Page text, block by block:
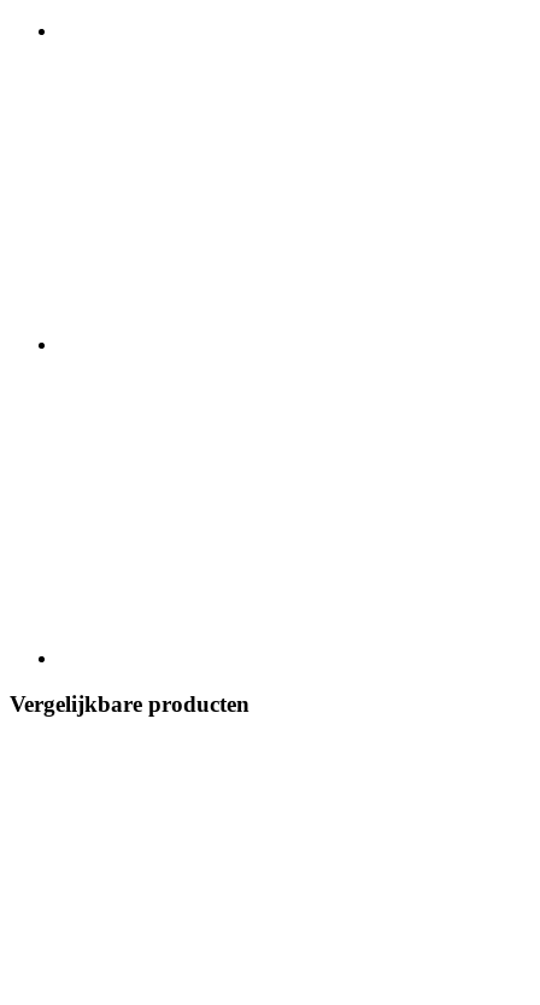
Vergelijkbare producten